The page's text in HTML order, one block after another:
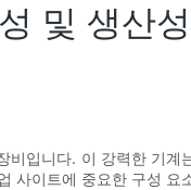
및 생산
입니다. 이 강력한 기
사이트에 중요한 구성 요